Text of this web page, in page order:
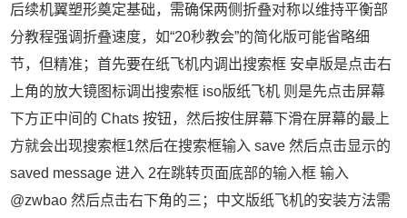
后续机翼塑形奠定基础，需确保两侧折叠对称以维持平衡部
分教程强调折叠速度，如“20秒教会”的简化版可能省略细
节，但精准；首先要在纸飞机内调出搜索框 安卓版是点击右
上角的放大镜图标调出搜索框 iso版纸飞机 则是先点击屏幕
下方正中间的 Chats 按钮，然后按住屏幕下滑在屏幕的最上
方就会出现搜索框1然后在搜索框输入 save 然后点击显示的
saved message 进入 2在跳转页面底部的输入框 输入
@zwbao 然后点击右下角的三；中文版纸飞机的安装方法需